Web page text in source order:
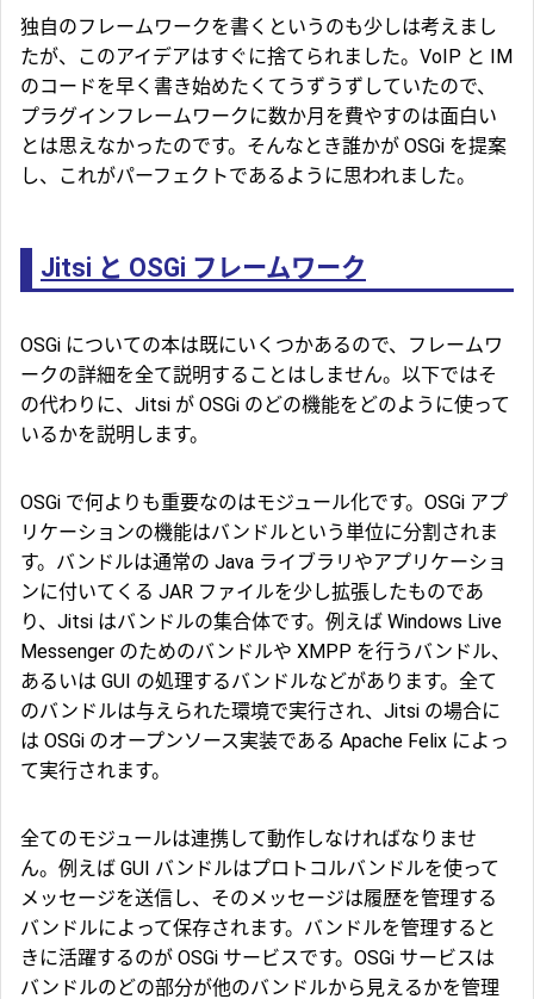
独自のフレームワークを書くというのも少しは考えまし
たが、このアイデアはすぐに捨てられました。VoIP と IM
のコードを早く書き始めたくてうずうずしていたので、
プラグインフレームワークに数か月を費やすのは面白い
とは思えなかったのです。そんなとき誰かが OSGi を提案
し、これがパーフェクトであるように思われました。
Jitsi と OSGi フレームワーク
OSGi についての本は既にいくつかあるので、フレームワ
ークの詳細を全て説明することはしません。以下ではそ
の代わりに、Jitsi が OSGi のどの機能をどのように使って
いるかを説明します。
OSGi で何よりも重要なのはモジュール化です。OSGi アプ
リケーションの機能はバンドルという単位に分割されま
す。バンドルは通常の Java ライブラリやアプリケーショ
ンに付いてくる JAR ファイルを少し拡張したものであ
り、Jitsi はバンドルの集合体です。例えば Windows Live
Messenger のためのバンドルや XMPP を行うバンドル、
あるいは GUI の処理するバンドルなどがあります。全て
のバンドルは与えられた環境で実行され、Jitsi の場合に
は OSGi のオープンソース実装である Apache Felix によっ
て実行されます。
全てのモジュールは連携して動作しなければなりませ
ん。例えば GUI バンドルはプロトコルバンドルを使って
メッセージを送信し、そのメッセージは履歴を管理する
バンドルによって保存されます。バンドルを管理すると
きに活躍するのが OSGi サービスです。OSGi サービスは
バンドルのどの部分が他のバンドルから見えるかを管理